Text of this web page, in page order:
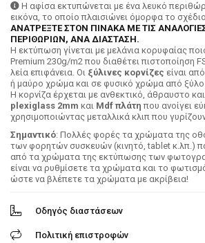
Η αφίσα εκτυπώνεται με ένα λευκό
εικόνα, το οποίο πλαισιώνει όμορφα το
ΑΝΑΤΡΕΞΤΕ ΣΤΟΝ ΠΙΝΑΚΑ ΜΕ ΤΙΣ
ΠΕΡΙΘΩΡΙΩΝ, ΑΝΑ ΔΙΑΣΤΑΣΗ.
H εκτύπωση γίνεται με μελάνια κορυφαίας
Premium 230g/m2 που διαθέτει πιστοποίηση
λεία επιφάνεια. Οι ξύλινες κορνίζες είναι
ή μαύρο χρώμα και σε φυσικό χρώμα από ξύλο
Η κορνίζα έρχεται με ανθεκτικό, άθραυστο
plexiglass 2mm και Mdf πλάτη που ανοίγει
χρησιμοποιώντας μεταλλικά κλιπ που
Σημαντικό: Πολλές φορές τα χρώματα της
των φορητών συσκευών (κινητό, tablet κ.λπ.)
από τα χρώματα της εκτύπωσης των
είναι να ρυθμίσετε τα χρώματα και το
ώστε να βλέπετε τα χρώματα με ακρίβεια!
Οδηγός διαστάσεων
Πολιτική επιστροφών